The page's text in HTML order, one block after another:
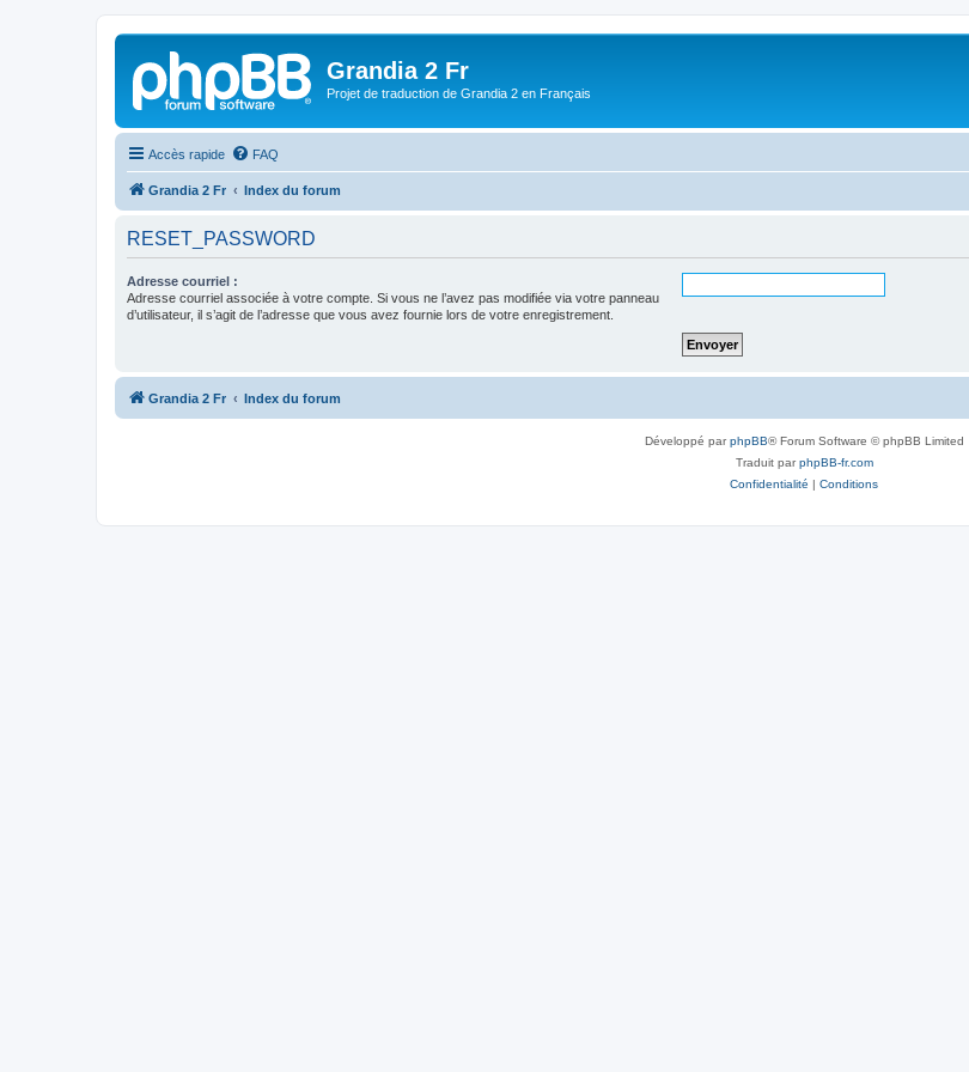
Grandia 2 Fr
Projet de traduction de Grandia 2 en Français
Accès rapide FAQ
Grandia 2 Fr Index du forum
RESET_PASSWORD
Adresse courriel :
Adresse courriel associée à votre compte. Si vous ne l’avez pas modifiée via votre panneau
d’utilisateur, il s’agit de l’adresse que vous avez fournie lors de votre enregistrement.
Grandia 2 Fr Index du forum
Développé parphpBB® Forum Software © phpBB Limited
Traduit parphpBB-fr.com
Confidentialité | Conditions